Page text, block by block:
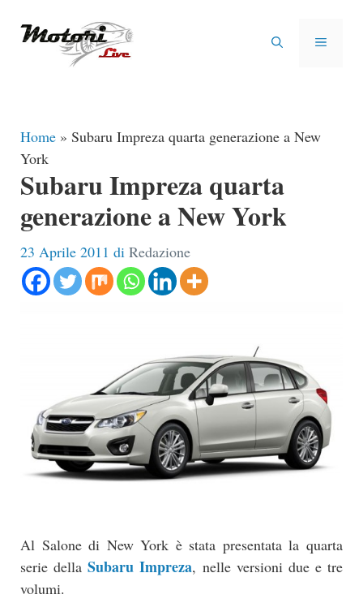
MENU
Home » Subaru Impreza quarta generazione a New
York
Subaru Impreza quarta
generazione a New York
23 Aprile 2011 di Redazione
Al Salone di New York è stata presentata la quarta
serie dellaSubaru Impreza, nelle versioni due e tre
volumi.